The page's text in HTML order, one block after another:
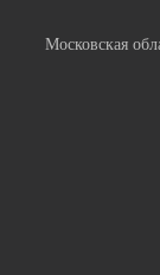
Московская